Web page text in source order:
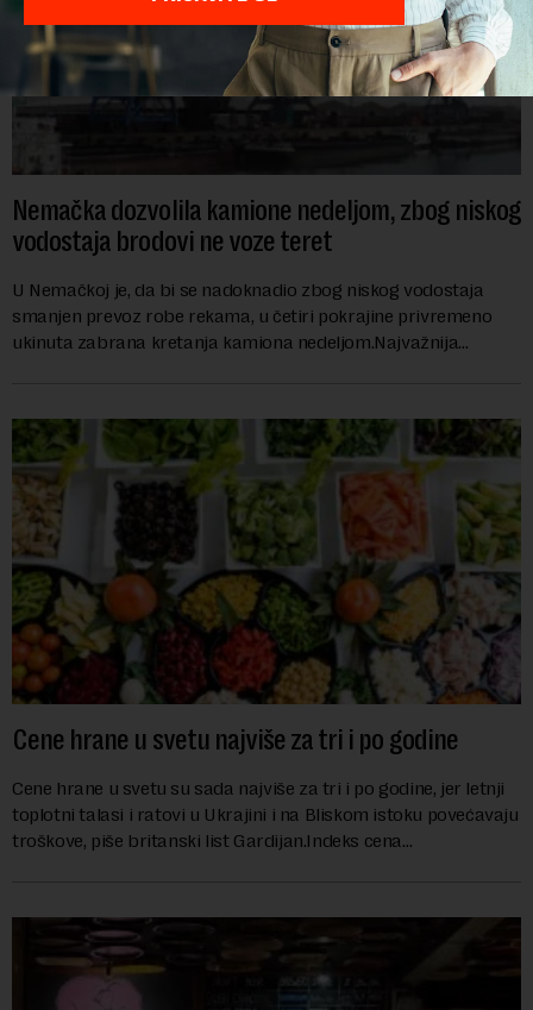
Nemačka dozvolila kamione nedeljom, zbog niskog
vodostaja brodovi ne voze teret
U Nemačkoj je, da bi se nadoknadio zbog niskog vodostaja
smanjen prevoz robe rekama, u četiri pokrajine privremeno
ukinuta zabrana kretanja kamiona nedeljom.Najvažnija
Cene hrane u svetu najviše za tri i po godine
Cene hrane u svetu su sada najviše za tri i po godine, jer letnji
toplotni talasi i ratovi u Ukrajini i na Bliskom istoku povećavaju
troškove, piše britanski list Gardijan.Indeks cena